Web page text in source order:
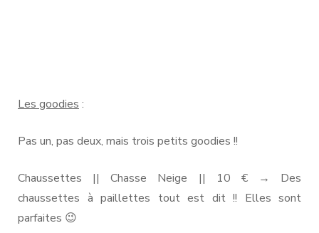
Les goodies :
Pas un, pas deux, mais trois petits goodies !!
Chaussettes || Chasse Neige || 10 € → Des
chaussettes à paillettes tout est dit !! Elles sont
parfaites 😉